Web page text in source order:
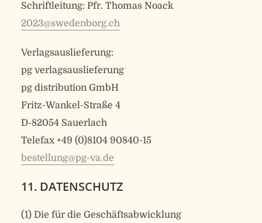
Schriftleitung: Pfr. Thomas Noack
2023@swedenborg.ch
Verlagsauslieferung:
pg verlagsauslieferung
pg distribution GmbH
Fritz-Wankel-Straße 4
D-82054 Sauerlach
Telefax +49 (0)8104 90840-15
bestellung@pg-va.de
11. DATENSCHUTZ
(1) Die für die Geschäftsabwicklung